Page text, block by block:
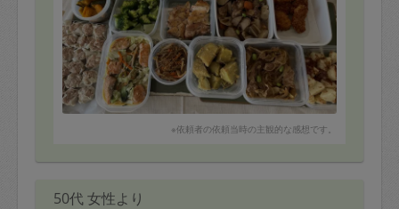
※依頼者の依頼当時の主観的な感想です。
50代 女性より